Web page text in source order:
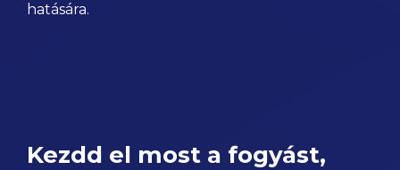
hatására.
Kezdd el most a fogyást,